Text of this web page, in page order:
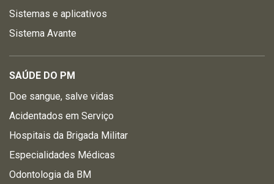
Sistemas e aplicativos
Sistema Avante
SAÚDE DO PM
Doe sangue, salve vidas
Acidentados em Serviço
Hospitais da Brigada Militar
Especialidades Médicas
Odontologia da BM